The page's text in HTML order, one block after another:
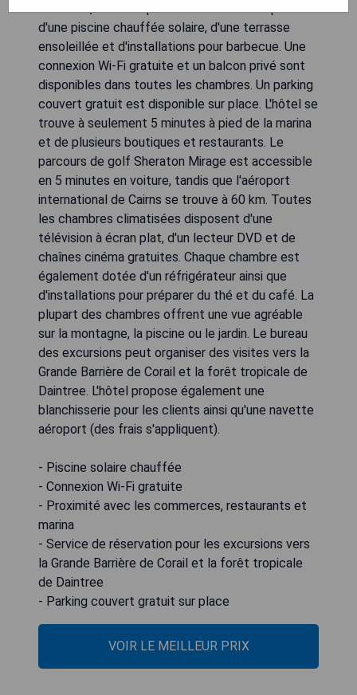
Four Mile, The Newport on Macrossan dispose
d'une piscine chauffée solaire, d'une terrasse
ensoleillée et d'installations pour barbecue. Une
connexion Wi-Fi gratuite et un balcon privé sont
disponibles dans toutes les chambres. Un parking
couvert gratuit est disponible sur place. L'hôtel se
trouve à seulement 5 minutes à pied de la marina
et de plusieurs boutiques et restaurants. Le
parcours de golf Sheraton Mirage est accessible
en 5 minutes en voiture, tandis que l'aéroport
international de Cairns se trouve à 60 km. Toutes
les chambres climatisées disposent d'une
télévision à écran plat, d'un lecteur DVD et de
chaînes cinéma gratuites. Chaque chambre est
également dotée d'un réfrigérateur ainsi que
d'installations pour préparer du thé et du café. La
plupart des chambres offrent une vue agréable
sur la montagne, la piscine ou le jardin. Le bureau
des excursions peut organiser des visites vers la
Grande Barrière de Corail et la forêt tropicale de
Daintree. L'hôtel propose également une
blanchisserie pour les clients ainsi qu'une navette
aéroport (des frais s'appliquent).
- Piscine solaire chauffée
- Connexion Wi-Fi gratuite
- Proximité avec les commerces, restaurants et
marina
- Service de réservation pour les excursions vers
la Grande Barrière de Corail et la forêt tropicale
de Daintree
- Parking couvert gratuit sur place
VOIR LE MEILLEUR PRIX